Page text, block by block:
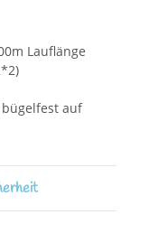
Lauflänge
auf